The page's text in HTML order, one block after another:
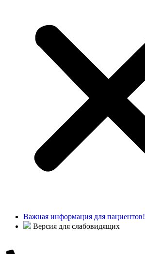
Важная информация для пациентов!
Версия для слабовидящих